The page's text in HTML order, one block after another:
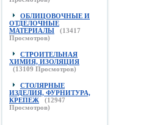
ОБЛИЦОВОЧНЫЕ И
ОТДЕЛОЧНЫЕ
МАТЕРИАЛЫ
(13417
Просмотров)
СТРОИТЕЛЬНАЯ
ХИМИЯ, ИЗОЛЯЦИЯ
(13109 Просмотров)
СТОЛЯРНЫЕ
ИЗДЕЛИЯ, ФУРНИТУРА,
КРЕПЕЖ
(12947
Просмотров)